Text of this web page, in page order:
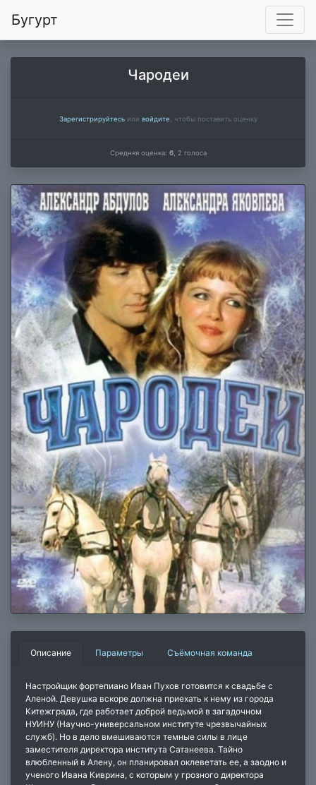
Бугурт
Чародеи
Зарегистрируйтесьили войдите , чтобы поставить оценку
Средняя оценка: 6, 2 голоса
Описание Параметры Съёмочная команда
Настройщик фортепиано Иван Пухов готовится к свадьбе с
Аленой. Девушка вскоре должна приехать к нему из города
Китежграда, где работает доброй ведьмой в загадочном
НУИНУ (Научно-универсальном институте чрезвычайных
служб). Но в дело вмешиваются темные силы в лице
заместителя директора института Сатанеева. Тайно
влюбленный в Алену, он планировал оклеветать ее, а заодно и
ученого Ивана Киврина, с которым у грозного директора